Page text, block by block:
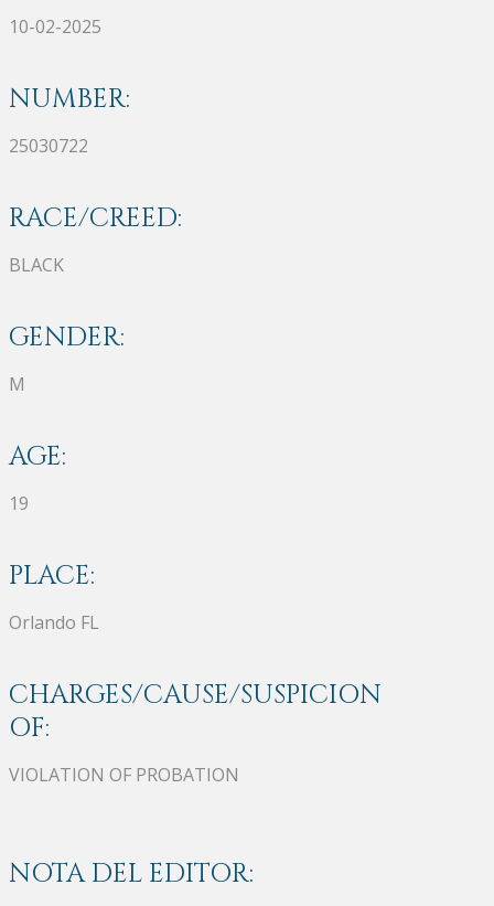
10-02-2025
NUMBER:
25030722
RACE/CREED:
BLACK
GENDER:
M
AGE:
19
PLACE:
Orlando FL
CHARGES/CAUSE/SUSPICION
OF:
VIOLATION OF PROBATION
NOTA DEL EDITOR: